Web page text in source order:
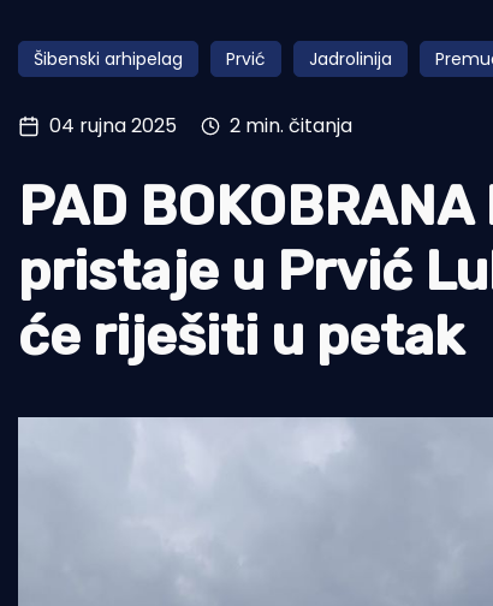
Pomorstvo
Ribolov
Tradicija i kultura
Šibenski arhipelag Prvić Jadrolinija
04 rujna 2025 2 min. čitanja
PAD
pristaje u Prvić
će riješiti u petak